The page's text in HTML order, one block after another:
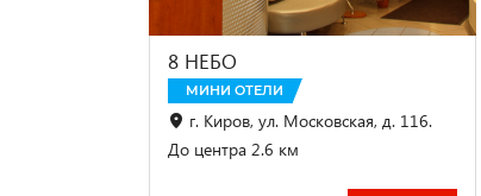
8 НЕБО
МИНИ ОТЕЛИ
г. Киров, ул. Московская, д. 116.
До центра 2.6 км